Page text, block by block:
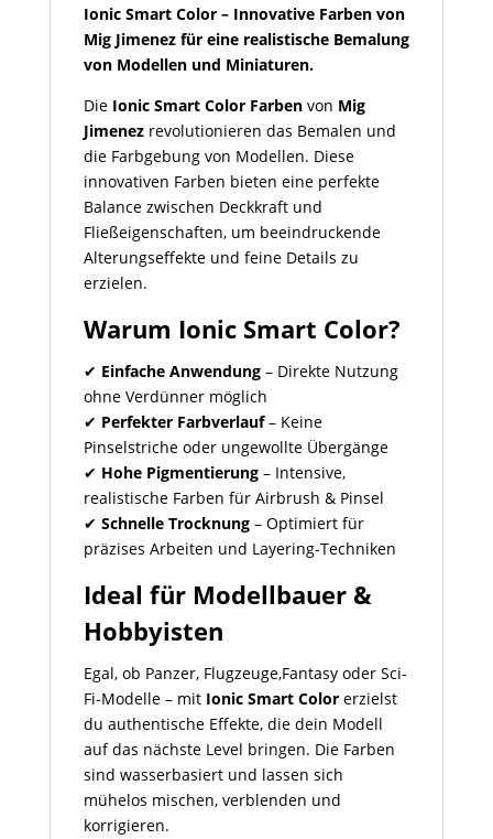
Ionic Smart Color – Innovative Farben von
Mig Jimenez für eine realistische Bemalung
von Modellen und Miniaturen.
Die Ionic Smart Color Farbenvon Mig
Jimenezrevolutionieren das Bemalen und
die Farbgebung von Modellen. Diese
innovativen Farben bieten eine perfekte
Balance zwischen Deckkraft und
Fließeigenschaften, um beeindruckende
Alterungseffekte und feine Details zu
erzielen.
Warum Ionic Smart Color?
✔ Einfache Anwendung– Direkte Nutzung
ohne Verdünner möglich
✔ Perfekter Farbverlauf– Keine
Pinselstriche oder ungewollte Übergänge
✔ Hohe Pigmentierung– Intensive,
realistische Farben für Airbrush & Pinsel
✔ Schnelle Trocknung– Optimiert für
präzises Arbeiten und Layering-Techniken
Ideal für Modellbauer &
Hobbyisten
Egal, ob Panzer, Flugzeuge,Fantasy oder Sci-
Fi-Modelle – mit Ionic Smart Colorerzielst
du authentische Effekte, die dein Modell
auf das nächste Level bringen. Die Farben
sind wasserbasiert und lassen sich
mühelos mischen, verblenden und
korrigieren.